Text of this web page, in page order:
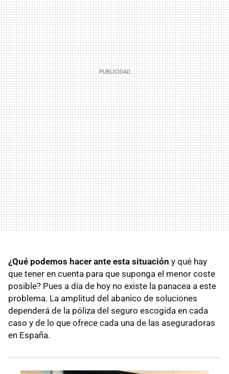
¿Qué podemos hacer ante esta situación y qué hay
que tener en cuenta para que suponga el menor coste
posible? Pues a día de hoy no existe la panacea a este
problema. La amplitud del abanico de soluciones
dependerá de la póliza del seguro escogida en cada
caso y de lo que ofrece cada una de las aseguradoras
en España.